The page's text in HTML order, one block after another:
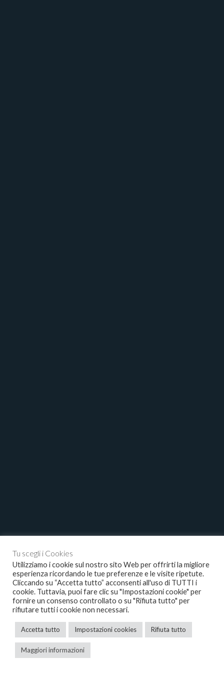
Tu scegli i Cookies
Utilizziamo i cookie sul nostro sito Web per offrirti la migliore
esperienza ricordando le tue preferenze e le visite ripetute.
Cliccando su “Accetta tutto” acconsenti all'uso di TUTTI i
cookie. Tuttavia, puoi fare clic su "Impostazioni cookie" per
fornire un consenso controllato o su "Rifiuta tutto" per
rifiutare tutti i cookie non necessari.
Accetta tutto Impostazioni cookies Rifiuta tutto
Maggiori informazioni